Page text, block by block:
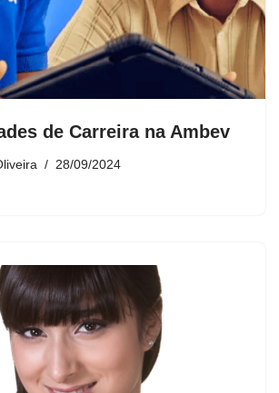
de Carreira na Ambev
28/09/2024